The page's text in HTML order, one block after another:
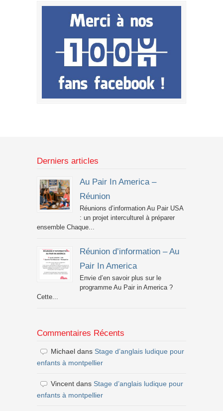
Derniers articles
Au Pair In America –
Réunion
Réunions d’information Au Pair USA
: un projet interculturel à préparer
ensemble Chaque...
Réunion d’information – Au
Pair In America
Envie d’en savoir plus sur le
programme Au Pair in America ?
Cette...
Commentaires Récents
Michael dans Stage d’anglais ludique pour
enfants à montpellier
Vincent dans Stage d’anglais ludique pour
enfants à montpellier